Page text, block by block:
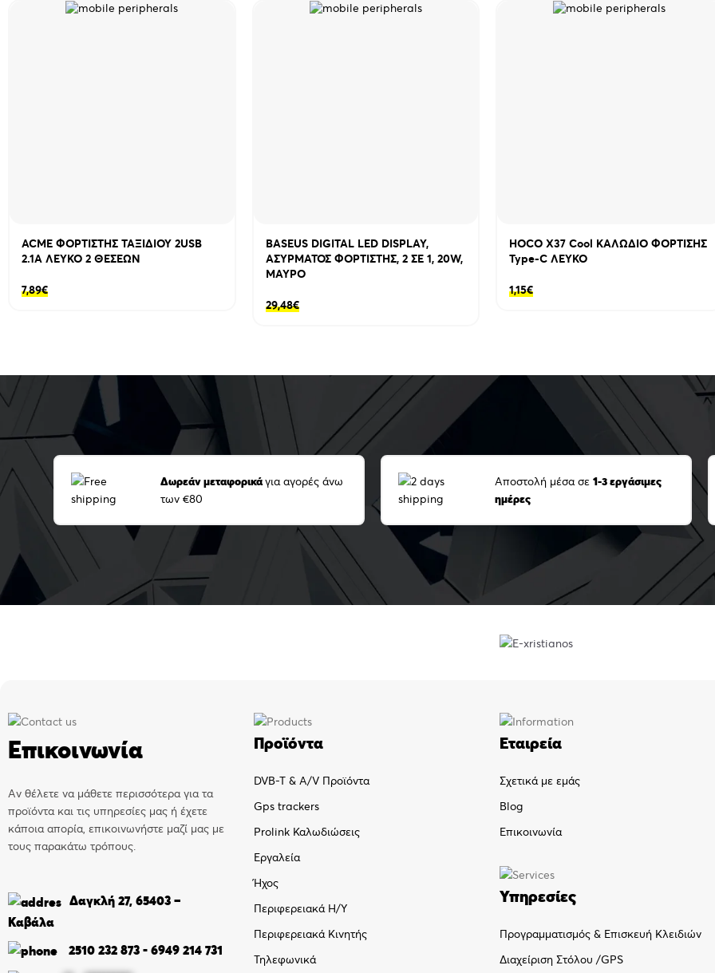
ACME ΦΟΡΤΙΣΤΗΣ ΤΑΞΙΔΙΟΥ 2USB
2.1A ΛΕΥΚΟ 2 ΘΕΣΕΩΝ
7,89€
BASEUS DIGITAL LED DISPLAY,
ΑΣΥΡΜΑΤΟΣ ΦΟΡΤΙΣΤΗΣ, 2 ΣΕ 1, 20W,
ΜΑΥΡΟ
29,48€
HOCO X37 Cool ΚΑΛΩΔΙΟ ΦΟΡΤΙΣΗΣ
Type-C ΛΕΥΚΟ
1,15€
Δωρεάν μεταφορικάγια αγορές άνω
των €80
Αποστολή μέσα σε 1-3 εργάσιμες
ημέρες
Επικοινωνία
Αν θέλετε να μάθετε περισσότερα για τα
προϊόντα και τις υπηρεσίες μας ή έχετε
κάποια απορία, επικοινωνήστε μαζί μας με
τους παρακάτω τρόπους.
Δαγκλή 27, 65403 –
Καβάλα
2510 232 873 - 6949 214 731
Προϊόντα
DVB-T & A/V Προϊόντα
Gps trackers
Prolink Καλωδιώσεις
Εργαλεία
Ήχος
Περιφερειακά Η/Υ
Περιφερειακά Κινητής
Τηλεφωνικά
Εταιρεία
Σχετικά με εμάς
Blog
Επικοινωνία
Υπηρεσίες
Προγραμματισμός & Επισκευή Κλειδιών
Διαχείριση Στόλου /GPS